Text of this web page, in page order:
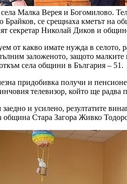
села Малка Верея и Богомилово.
Брайков, се срещнаха кметът на
секретар Николай Диков и
от какво имате нужда в
заложеното, защото
села общини в България – 51.
придобивка получи и
телевизор, който ще радва
заедно и усилено, резултатите
община Стара Загора Живко